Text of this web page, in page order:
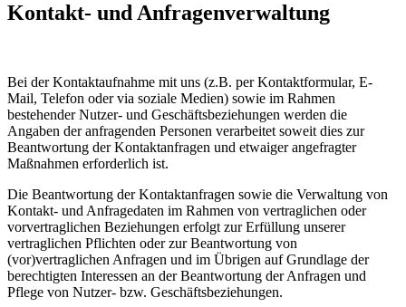
Kontakt- und Anfragenverwaltung
Bei der Kontaktaufnahme mit uns (z.B. per Kontaktformular, E-
Mail, Telefon oder via soziale Medien) sowie im Rahmen
bestehender Nutzer- und Geschäftsbeziehungen werden die
Angaben der anfragenden Personen verarbeitet soweit dies zur
Beantwortung der Kontaktanfragen und etwaiger angefragter
Maßnahmen erforderlich ist.
Die Beantwortung der Kontaktanfragen sowie die Verwaltung von
Kontakt- und Anfragedaten im Rahmen von vertraglichen oder
vorvertraglichen Beziehungen erfolgt zur Erfüllung unserer
vertraglichen Pflichten oder zur Beantwortung von
(vor)vertraglichen Anfragen und im Übrigen auf Grundlage der
berechtigten Interessen an der Beantwortung der Anfragen und
Pflege von Nutzer- bzw. Geschäftsbeziehungen.